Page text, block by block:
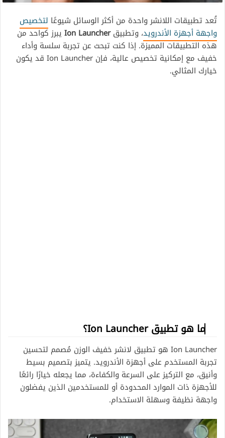
تُعد تطبيقات اللانشر واحدة من أكثر الوسائل شيوعًا لتخصيص
واجهة أجهزة الأندرويد، وتطبيقIon Launcher يبرز كواحد من
هذه التطبيقات المميزة. إذا كنت تبحث عن تجربة سلسة وأداء
خفيف مع إمكانية تخصيص عالية، فإن Ion Launcher قد يكون
خيارك المثالي.
ما هو تطبيق Ion Launcher؟
Ion Launcher هو تطبيق لانشر خفيف الوزن مُصمم لتحسين
تجربة المستخدم على أجهزة الأندرويد. يتميز بتصميم بسيط
وأنيق، مع التركيز على السرعة والكفاءة، مما يجعله خيارًا رائعًا
للأجهزة ذات الموارد المحدودة أو للمستخدمين الذين يفضلون
واجهة نظيفة وسهلة الاستخدام.